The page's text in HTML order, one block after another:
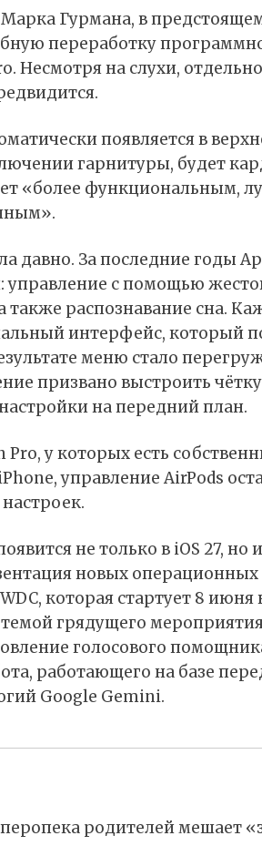
Гурмана, в
переработку
Несмотря на слухи,
появляется в
гарнитуры, будет
«более функциональным,
давно. За последние годы
с помощью
также распознавание сна.
интерфейс, который
меню стало
призвано выстроить
на передний план.
Pro, у которых есть
управление AirPods
не только в iOS 27, но и
новых операционных
которая стартует 8 июня
грядущего
голосового
работающего на базе
Google Gemini.
родителей мешает